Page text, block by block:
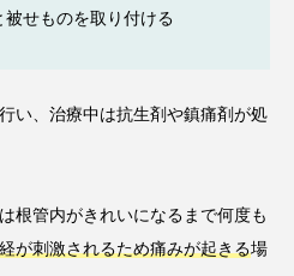
せものを取り付ける
い、治療中は抗生剤や鎮痛剤が処
根管内がきれいになるまで何度も
が刺激されるため痛みが起きる場